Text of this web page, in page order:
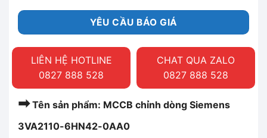
YÊU CẦU BÁO GIÁ
LIÊN HỆ HOTLINE
0827 888 528
CHAT QUA ZALO
0827 888 528
➡Tên sản phẩm: MCCB chỉnh dòng Siemens
3VA2110-6HN42-0AA0